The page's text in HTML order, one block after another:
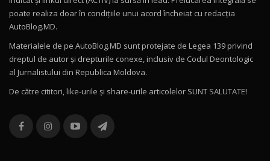
11
Noul Volvo ES90 / Test Drive AutoBlog.MD
12
Noul MG HS / Test Drive AutoBlog.MD
16:48
13
combină aventura cu luxul / AutoBlog.MD
36:08
poate realiza doar în condițiile unui acord încheiat cu redacţia
AutoBlog.MD.
Materialele de pe AutoBlog.MD sunt protejate de Legea 139 privind
dreptul de autor și drepturile conexe, inclusiv de Codul Deontologic
al Jurnalistului din Republica Moldova.
De către cititori, like-urile şi share-urile articolelor SUNT SALUTATE!